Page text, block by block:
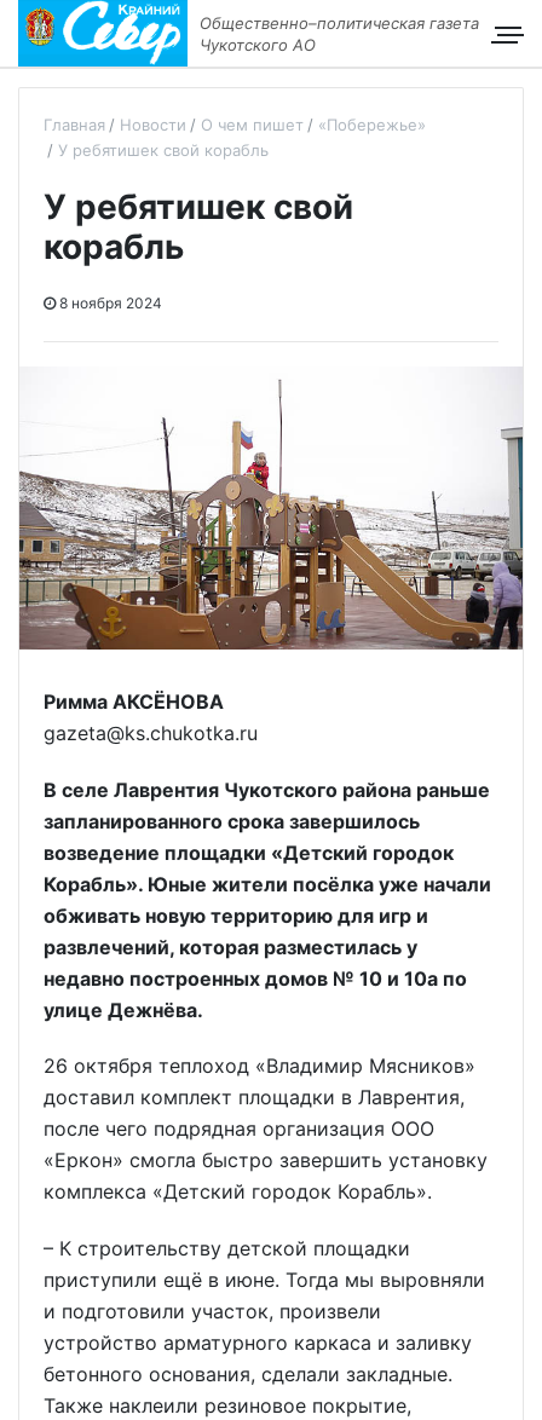
Общественно–политическая газета
Чукотского АО
Главная Новости О чем пишет
«Побережье»
У ребятишек свой корабль
У ребятишек свой
корабль
8 ноября 2024
Римма АКСЁНОВА
gazeta@ks.chukotka.ru
В селе Лаврентия Чукотского района раньше
запланированного срока завершилось
возведение площадки «Детский городок
Корабль». Юные жители посёлка уже начали
обживать новую территорию для игр и
развлечений, которая разместилась у
недавно построенных домов № 10 и 10а по
улице Дежнёва.
26 октября теплоход «Владимир Мясников»
доставил комплект площадки в Лаврентия,
после чего подрядная организация ООО
«Еркон» смогла быстро завершить установку
комплекса «Детский городок Корабль».
– К строительству детской площадки
приступили ещё в июне. Тогда мы выровняли
и подготовили участок, произвели
устройство арматурного каркаса и заливку
бетонного основания, сделали закладные.
Также наклеили резиновое покрытие,